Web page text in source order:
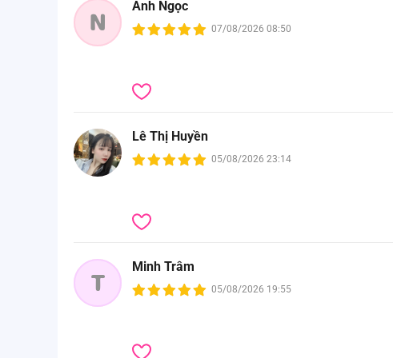
N
Ánh Ngọc
07/08/2026 08:50
Lê Thị Huyền
05/08/2026 23:14
T
Minh Trâm
05/08/2026 19:55